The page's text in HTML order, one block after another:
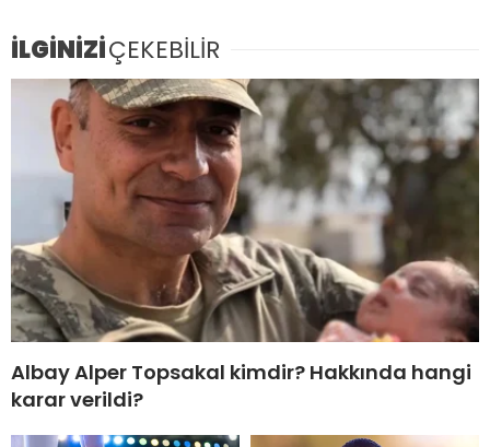
İLGİNİZİÇEKEBİLİR
Albay Alper Topsakal kimdir? Hakkında hangi
karar verildi?